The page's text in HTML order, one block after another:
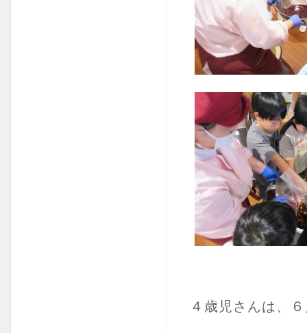
４歳児さんは、